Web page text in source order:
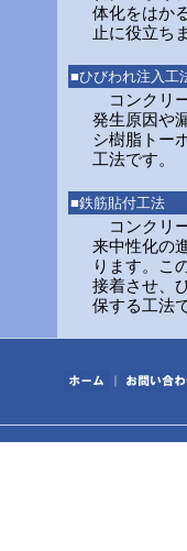
体化をはか
止に役立ち
■ひびわれ注入工
コンクリ
発生原因や
シ樹脂トー
工法です。
■鉄筋貼付工法
コンクリ
来中性化の
ります。こ
接着させ、
保する工法
｜